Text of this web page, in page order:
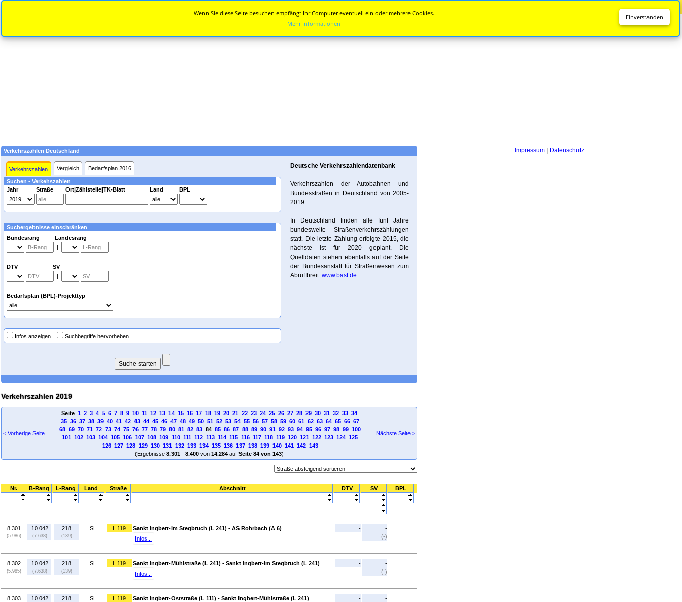
Verkehrszahlen Deutschland
Verkehrszahlen Vergleich Bedarfsplan 2016
Suchen - Verkehszahlen
Jahr
Straße Ort|Zählstelle|TK-Blatt Land BPL
Suchergebnisse einschränken
Bundesrang Landesrang
|
DTV SV
|
Bedarfsplan (BPL)-Projekttyp
Infos anzeigen Suchbegriffe hervorheben
Deutsche Verkehrszahlendatenbank
Verkehrszahlen der Autobahnen und
Bundesstraßen in Deutschland von 2005-
2019.
In Deutschland finden alle fünf Jahre
bundesweite Straßenverkehrszählungen
statt. Die letzte Zählung erfolgte 2015, die
nächste ist für 2020 geplant. Die
Quelldaten stehen ebenfalls auf der Seite
der Bundesanstalt für Straßenwesen zum
Abruf breit: www.bast.de
Verkehrszahlen 2019
< Vorherige Seite
Seite 1 2 3 4 5 6 7 8 9 10 11 12 13 14 15 16 17 18 19 20 21 22 23 24 25 26 27 28 29 30 31 32 33 34
35 36 37 38 39 40 41 42 43 44 45 46 47 48 49 50 51 52 53 54 55 56 57 58 59 60 61 62 63 64 65 66 67
68 69 70 71 72 73 74 75 76 77 78 79 80 81 82 8384 85 86 87 88 89 90 91 92 93 94 95 96 97 98 99 100
101 102 103 104 105 106 107 108 109 110 111 112 113 114 115 116 117 118 119 120 121 122 123 124 125
126 127 128 129 130 131 132 133 134 135 136 137 138 139 140 141 142 143
(Ergebnisse 8.301- 8.400von 14.284auf Seite 84 von 143)
Nächste Seite >
Nr. B-Rang L-Rang Land Straße Abschnitt DTV SV BPL
8.301
(5.986)
10.042
(7.638)
218
(139)
SL L 119
Sankt Ingbert-Im Stegbruch (L 241) - AS Rohrbach (A 6)
Infos...
-
-
(-)
8.302
(5.985)
10.042
(7.638)
218
(139)
SL L 119
Sankt Ingbert-Mühlstraße (L 241) - Sankt Ingbert-Im Stegbruch (L 241)
Infos...
-
-
(-)
8.303 10.042 218 SL L 119
Sankt Ingbert-Oststraße (L 111) - Sankt Ingbert-Mühlstraße (L 241)
-
-
Impressum| Datenschutz
Einverstanden
Wenn Sie diese Seite besuchen empfängt Ihr Computer eventuell ein oder mehrere Cookies.
Mehr Informationen